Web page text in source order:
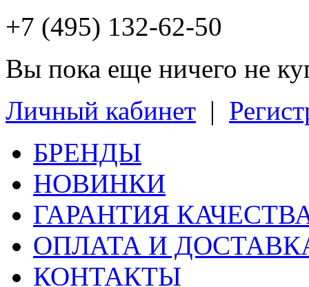
+7 (495) 132-62-50
Вы пока еще ничего не
Личный кабинет |
БРЕНДЫ
НОВИНКИ
ГАРАНТИЯ
ОПЛАТА И
КОНТАКТЫ